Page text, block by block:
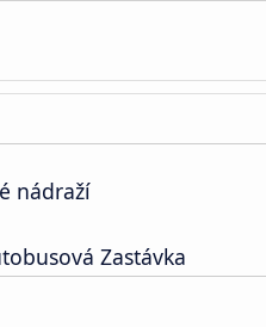
nádraží
Zastávka